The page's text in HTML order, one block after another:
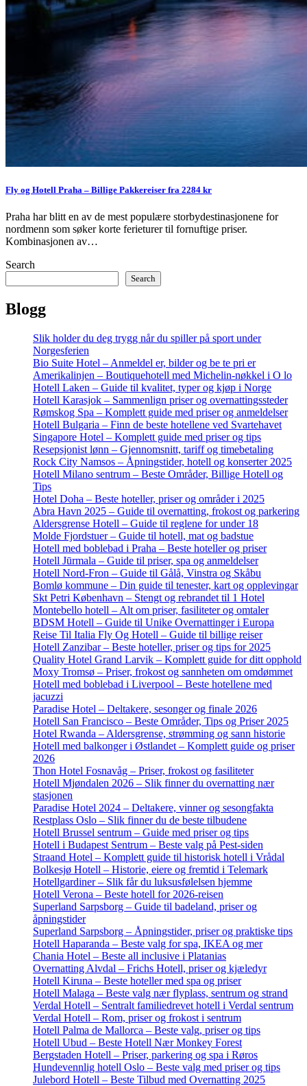
Fly og Hotell Praha – Billige Pakkereiser fra 2284 kr
Praha har blitt en av de mest populære storbydestinasjonene for
nordmenn som søker korte ferieturer til fornuftige priser.
Kombinasjonen av…
Search
Search
Blogg
Slik holder du deg trygg når du spiller på sport under
Norgesferien
Bio Suite Hotel – Anmeldel er, bilder og be te pri er
Amerikalinjen – Boutiquehotell med Michelin-nøkkel i O lo
Hotell Laken – Guide til kvalitet, typer og kjøp i Norge
Hotell Karasjok – Sammenlign priser og overnattingssteder
Rømskog Spa – Komplett guide med priser og anmeldelser
Hotell Bulgaria – Finn de beste hotellene ved Svartehavet
Singapore Hotel – Komplett guide med priser og tips
Resepsjonist lønn – Gjennomsnitt, tariff og timebetaling
Rock City Namsos – Åpningstider, hotell og konserter 2025
Hotell Milano sentrum – Beste Områder, Billige Hotell og
Tips
Hotel Doha – Beste hoteller, priser og områder i 2025
Abra Havn 2025 – Guide til overnatting, frokost og parkering
Aldersgrense Hotell – Guide til reglene for under 18
Molde Fjordstuer – Guide til hotell, mat og badstue
Hotell med boblebad i Praha – Beste hoteller og priser
Hotell Jūrmala – Guide til priser, spa og anmeldelser
Hotell Nord-Fron – Guide til Gålå, Vinstra og Skåbu
Bomlø kommune – Din guide til tenester, kart og opplevingar
Skt Petri København – Stengt og rebrandet til 1 Hotel
Montebello hotell – Alt om priser, fasiliteter og omtaler
BDSM Hotell – Guide til Unike Overnattinger i Europa
Reise Til Italia Fly Og Hotell – Guide til billige reiser
Hotell Zanzibar – Beste hoteller, priser og tips for 2025
Quality Hotel Grand Larvik – Komplett guide for ditt opphold
Moxy Tromsø – Priser, frokost og sannheten om omdømmet
Hotell med boblebad i Liverpool – Beste hotellene med
jacuzzi
Paradise Hotel – Deltakere, sesonger og finale 2026
Hotell San Francisco – Beste Områder, Tips og Priser 2025
Hotel Rwanda – Aldersgrense, strømming og sann historie
Hotell med balkonger i Østlandet – Komplett guide og priser
2026
Thon Hotel Fosnavåg – Priser, frokost og fasiliteter
Hotell Mjøndalen 2026 – Slik finner du overnatting nær
stasjonen
Paradise Hotel 2024 – Deltakere, vinner og sesongfakta
Restplass Oslo – Slik finner du de beste tilbudene
Hotell Brussel sentrum – Guide med priser og tips
Hotell i Budapest Sentrum – Beste valg på Pest-siden
Straand Hotel – Komplett guide til historisk hotell i Vrådal
Bolkesjø Hotell – Historie, eiere og fremtid i Telemark
Hotellgardiner – Slik får du luksusfølelsen hjemme
Hotell Verona – Beste hotell for 2026-reisen
Superland Sarpsborg – Guide til badeland, priser og
åpningstider
Superland Sarpsborg – Åpningstider, priser og praktiske tips
Hotell Haparanda – Beste valg for spa, IKEA og mer
Chania Hotel – Beste all inclusive i Platanias
Overnatting Alvdal – Frichs Hotell, priser og kjæledyr
Hotell Kiruna – Beste hoteller med spa og priser
Hotell Malaga – Beste valg nær flyplass, sentrum og strand
Verdal Hotell – Sentralt familiedrevet hotell i Verdal sentrum
Verdal Hotell – Rom, priser og frokost i sentrum
Hotell Palma de Mallorca – Beste valg, priser og tips
Hotell Ubud – Beste Hotell Nær Monkey Forest
Bergstaden Hotell – Priser, parkering og spa i Røros
Hundevennlig hotell Oslo – Beste valg med priser og tips
Julebord Hotell – Beste Tilbud med Overnatting 2025